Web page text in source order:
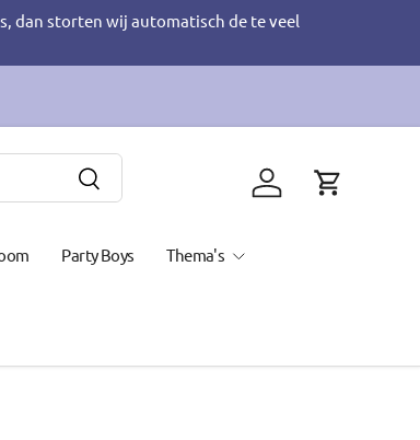
dan storten wij automatisch de te veel
Zoeken
Inloggen
Party Boys Thema's